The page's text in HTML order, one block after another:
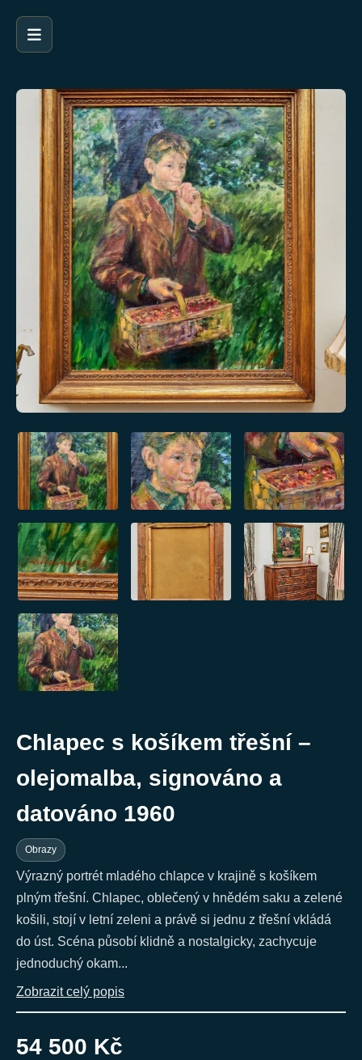
Chlapec s košíkem třešní –
olejomalba, signováno a
datováno 1960
Obrazy
Výrazný portrét mladého chlapce v krajině s košíkem
plným třešní. Chlapec, oblečený v hnědém saku a zelené
košili, stojí v letní zeleni a právě si jednu z třešní vkládá
do úst. Scéna působí klidně a nostalgicky, zachycuje
jednoduchý okam...
Zobrazit celý popis
54 500 Kč